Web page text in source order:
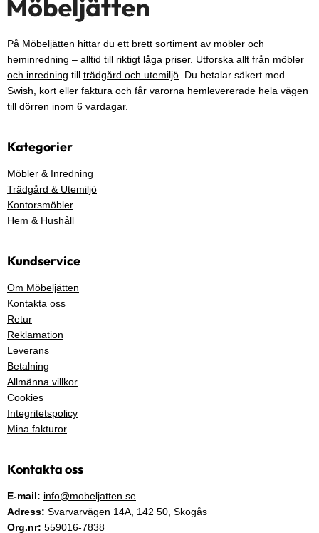
På Möbeljätten hittar du ett brett sortiment av möbler och
heminredning – alltid till riktigt låga priser. Utforska allt från möbler
och inredning till trädgård och utemiljö . Du betalar säkert med
Swish, kort eller faktura och får varorna hemlevererade hela vägen
till dörren inom 6 vardagar.
Kategorier
Möbler & Inredning
Trädgård & Utemiljö
Kontorsmöbler
Hem & Hushåll
Kundservice
Om Möbeljätten
Kontakta oss
Retur
Reklamation
Leverans
Betalning
Allmänna villkor
Cookies
Integritetspolicy
Mina fakturor
Kontakta oss
E-mail: info@mobeljatten.se
Adress: Svarvarvägen 14A, 142 50 , Skogås
Org.nr: 559016-7838